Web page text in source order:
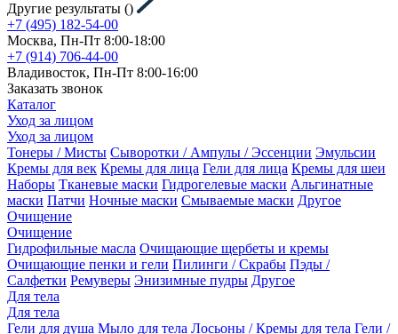
Другие результаты ()
+7 (495) 182-54-00
Москва, Пн-Пт 8:00-18:00
+7 (914) 706-44-00
Владивосток, Пн-Пт 8:00-16:00
Заказать звонок
Каталог
Уход за лицом
Уход за лицом
Тонеры / Мисты Сыворотки / Ампулы / Эссенции Эмульсии
Кремы для век Кремы для лица Гели для лица Кремы для шеи
Наборы Тканевые маски Гидрогелевые маски Альгинатные
маски Патчи Ночные маски Смываемые маски Другое
Очищение
Очищение
Гидрофильные масла Очищающие щербеты и кремы
Очищающие пенки и гели Пилинги / Скрабы Пэды /
Салфетки Ремуверы Энизимные пудры Другое
Для тела
Для тела
Гели для душа Мыло для тела Лосьоны / Кремы для тела Гели /